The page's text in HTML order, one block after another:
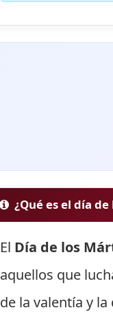
¿Qué es el día
El Día de los
aquellos que
de la valentía y